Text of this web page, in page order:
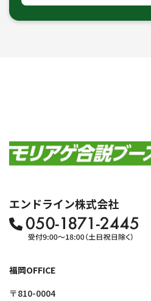
エンドライン株式会社
福岡OFFICE
〒810-0004